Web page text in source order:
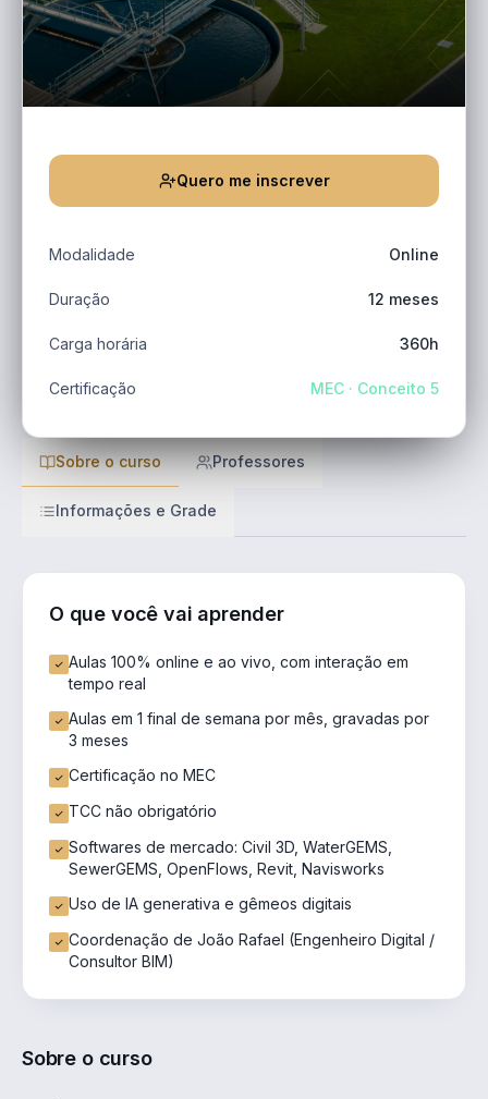
Sobre o curso Professores
Informações e Grade
O que você vai aprender
Aulas 100% online e ao vivo, com interação em
tempo real
Aulas em 1 final de semana por mês, gravadas por
3 meses
Certificação no MEC
TCC não obrigatório
Softwares de mercado: Civil 3D, WaterGEMS,
SewerGEMS, OpenFlows, Revit, Navisworks
Uso de IA generativa e gêmeos digitais
Coordenação de João Rafael (Engenheiro Digital /
Consultor BIM)
Sobre o curso
Quero me inscrever
Modalidade Online
Duração 12 meses
Carga horária 360h
Certificação MEC · Conceito 5